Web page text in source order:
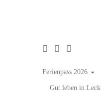
Ferienpass 2026
Gut leben in Leck
Energiekrise